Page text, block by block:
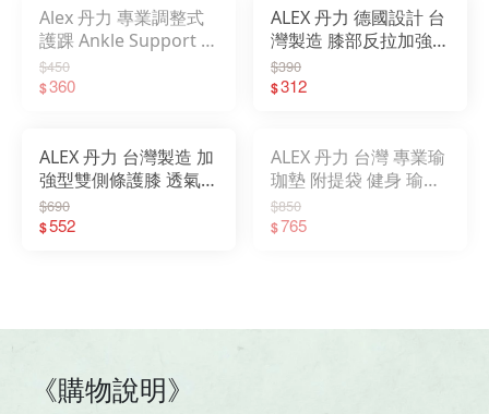
Alex 丹力 專業調整式
護踝 Ankle Support 腳
踝護具 T-37
$450
$360
ALEX 丹力 德國設計 台
灣製造 膝部反拉加強帶
(跳躍膝) 透氣舒適運動
護具 T-38
$390
$312
ALEX 丹力 台灣製造 加
強型雙側條護膝 透氣舒
適護具 T-24B
$690
$552
ALEX 丹力 台灣 專業瑜
珈墊 附提袋 健身 瑜珈
藍 紫 粉 鐵灰 C-1812
$850
$765
《購物說明》